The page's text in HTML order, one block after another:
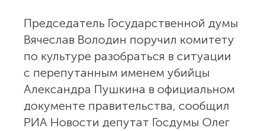
Председатель Государственной думы
Вячеслав Володин поручил комитету
по культуре разобраться в ситуации
с перепутанным именем убийцы
Александра Пушкина в официальном
документе правительства, сообщил
РИА Новости депутат Госдумы Олег